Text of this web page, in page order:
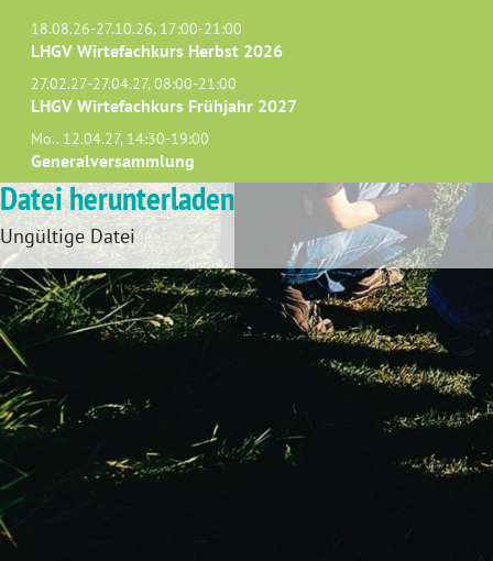
18.08.26-27.10.26, 17:00-21:00
LHGV Wirtefachkurs Herbst 2026
27.02.27-27.04.27, 08:00-21:00
LHGV Wirtefachkurs Frühjahr 2027
Mo.. 12.04.27, 14:30-19:00
Generalversammlung
Datei herunterladen
Ungültige Datei